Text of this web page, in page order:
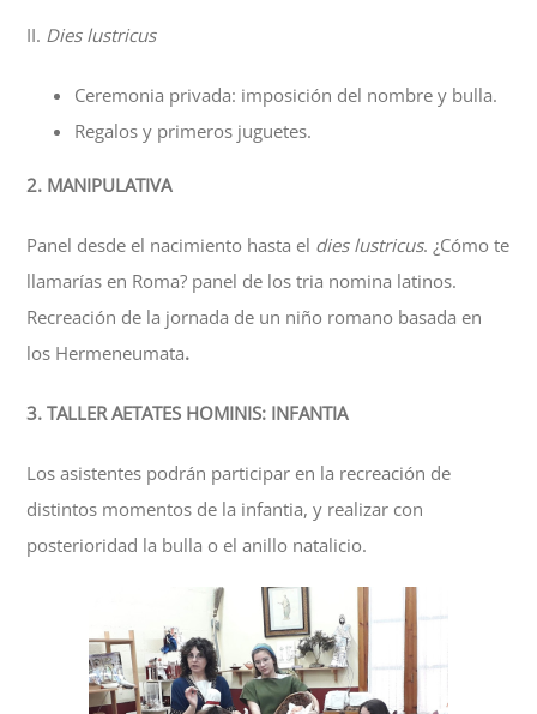
II. Dies lustricus
Ceremonia privada: imposición del nombre y bulla.
Regalos y primeros juguetes.
2. MANIPULATIVA
Panel desde el nacimiento hasta el dies lustricus. ¿Cómo te
llamarías en Roma? panel de los tria nomina latinos.
Recreación de la jornada de un niño romano basada en
los Hermeneumata.
3. TALLER AETATES HOMINIS: INFANTIA
Los asistentes podrán participar en la recreación de
distintos momentos de la infantia, y realizar con
posterioridad la bulla o el anillo natalicio.